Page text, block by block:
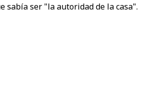
sabía ser "la autoridad de la casa".